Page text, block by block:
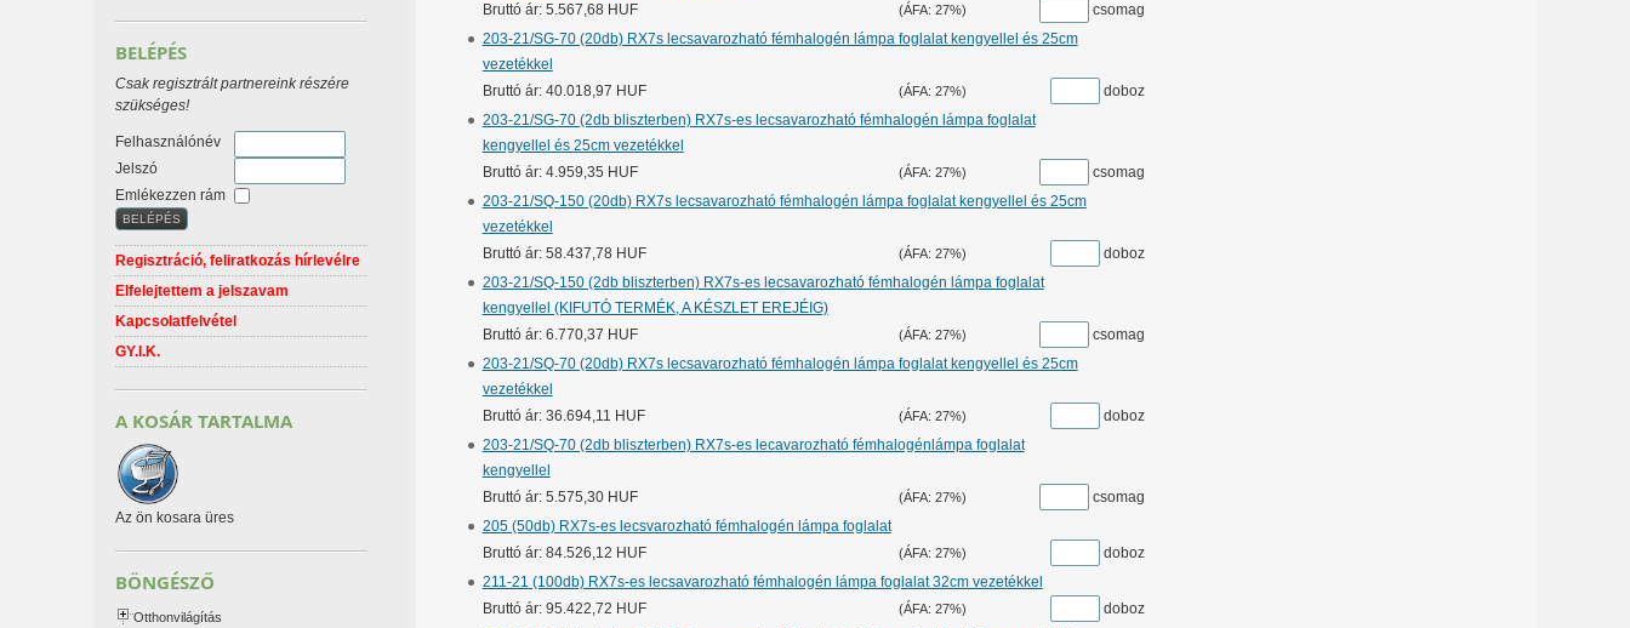
Bruttó ár: 5.567,68 HUF
(ÁFA: 27%)
csomag
203-21/SG-70 (20db) RX7s lecsavarozható fémhalogén lámpa foglalat kengyellel és 25cm
vezetékkel
Bruttó ár: 40.018,97 HUF
(ÁFA: 27%)
doboz
203-21/SG-70 (2db bliszterben) RX7s-es lecsavarozható fémhalogén lámpa foglalat
kengyellel és 25cm vezetékkel
Bruttó ár: 4.959,35 HUF
(ÁFA: 27%)
csomag
203-21/SQ-150 (20db) RX7s lecsavarozható fémhalogén lámpa foglalat kengyellel és 25cm
vezetékkel
Bruttó ár: 58.437,78 HUF
(ÁFA: 27%)
doboz
203-21/SQ-150 (2db bliszterben) RX7s-es lecsavarozható fémhalogén lámpa foglalat
kengyellel (KIFUTÓ TERMÉK, A KÉSZLET EREJÉIG)
Bruttó ár: 6.770,37 HUF
(ÁFA: 27%)
csomag
203-21/SQ-70 (20db) RX7s lecsavarozható fémhalogén lámpa foglalat kengyellel és 25cm
vezetékkel
Bruttó ár: 36.694,11 HUF
(ÁFA: 27%)
doboz
203-21/SQ-70 (2db bliszterben) RX7s-es lecavarozható fémhalogénlámpa foglalat
kengyellel
Bruttó ár: 5.575,30 HUF
(ÁFA: 27%)
csomag
205 (50db) RX7s-es lecsvarozható fémhalogén lámpa foglalat
Bruttó ár: 84.526,12 HUF
(ÁFA: 27%)
doboz
211-21 (100db) RX7s-es lecsavarozható fémhalogén lámpa foglalat 32cm vezetékkel
Bruttó ár: 95.422,72 HUF
(ÁFA: 27%)
doboz
BELÉPÉS
Csak regisztrált partnereink részére
szükséges!
Felhasználónév
Jelszó
Emlékezzen rám
Regisztráció, feliratkozás hírlevélre
Elfelejtettem a jelszavam
Kapcsolatfelvétel
GY.I.K.
A KOSÁR TARTALMA
Az ön kosara üres
BÖNGÉSZŐ
Otthonvilágítás